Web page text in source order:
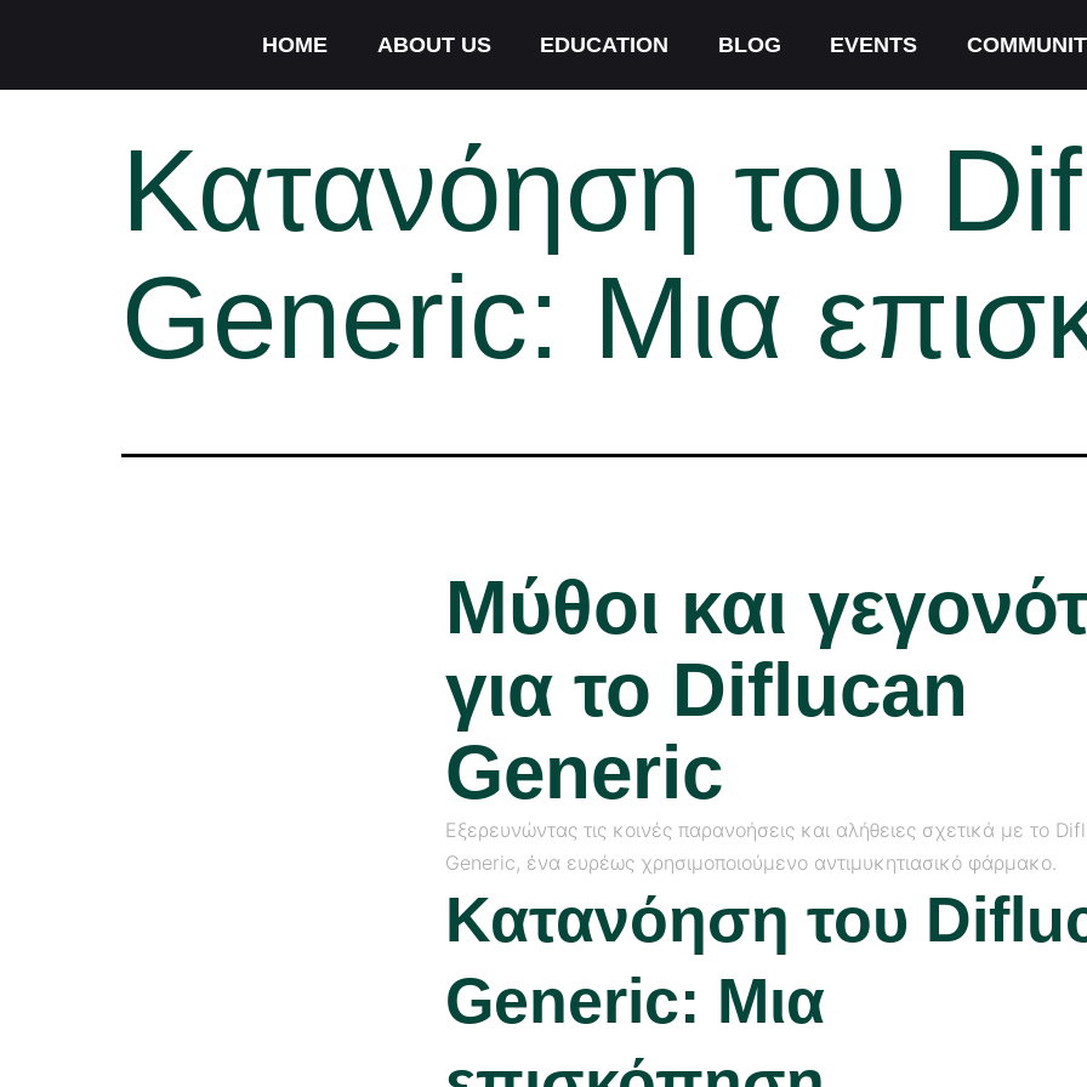
HOME ABOUT US EDUCATION BLOG EVENTS
Κατανόηση του
Generic: Μια
Μύθοι και
για το Diflucan
Generic
Εξερευνώντας τις κοινές παρανοήσεις και αλήθειες σχετικά με το
Generic, ένα ευρέως χρησιμοποιούμενο αντιμυκητιασικό φάρμακο.
Κατανόηση του
Generic: Μια